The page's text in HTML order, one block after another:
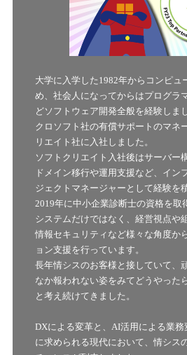
大学に入学した1982年からコンピュ
め、社会人になってからはプログラ
どソフトウェア開発全般を経験しま
クロソフト社の有償サポートのマネ
リエイト社に入社しました。
ソフトクリエイト入社後はサーバー
ドメイン移行や運用支援など、イン
ジェクトマネージャーとして経験を
2019年に中小企業診断士の資格を取
システムだけではなく、経営視点や
情報セキュリティなど様々な角度か
ョン支援を行っています。
長年情シスのお客様と接していて、
なか報われない姿をみてどうやった
と考え続けてきました。
DXによる変革と、AI活用による業
に求められる現代において、情シス